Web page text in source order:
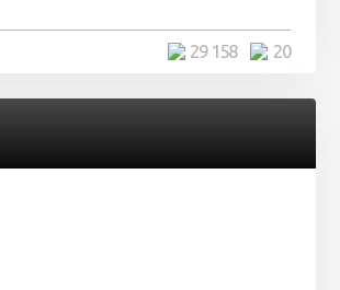
20
29 158